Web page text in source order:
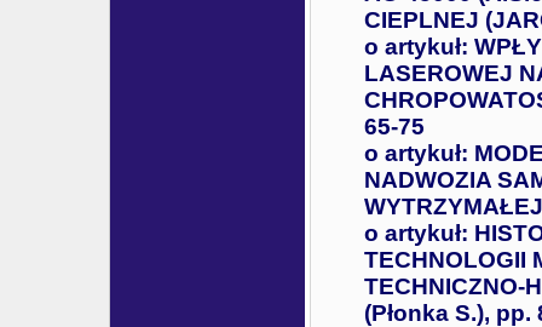
CIEPLNEJ
o artykuł:
LASEROWEJ
65-75
o artykuł:
NADWOZIA
o artykuł:
TECHNOLOGII
TECHNICZNO-
(Płonka S.), pp.